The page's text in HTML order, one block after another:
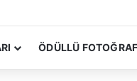
ÖDÜLLÜ